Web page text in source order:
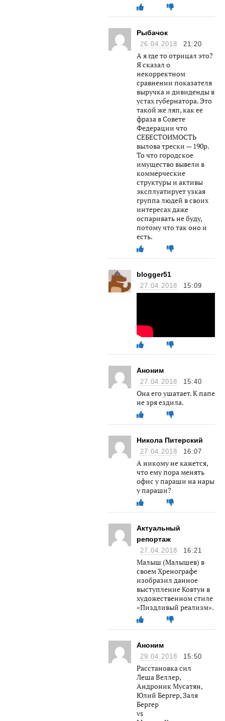
Рыбачок
26.04.2018 21:20
А я где то отрицал это?
Я сказал о
некорректном
сравнении показателя
выручка и дивиденды в
устах губернатора. Это
такой же ляп, как ее
фраза в Совете
Федерации что
СЕБЕСТОИМОСТЬ
вылова трески — 190р.
То что городское
имущество вывели в
коммерческие
структуры и активы
эксплуатирует узкая
группа людей в своих
интересах даже
оспаривать не буду,
потому что так оно и
есть.
blogger51
27.04.2018 15:09
Аноним
27.04.2018 15:40
Она его ушатает. К папе
не зря ездила.
Никола Питерский
27.04.2018 16:07
А никому не кажется,
что ему пора менять
офис у параши на нары
у параши?
Актуальный
репортаж
27.04.2018 16:21
Малыш (Малышев) в
своем Хренографе
изобразил данное
выступление Ковтун в
художественном стиле
«Пиздливый реализм».
Аноним
29.04.2018 15:50
Расстановка сил
Леша Веллер,
Андроник Мусатян,
Юлий Бергер, Заля
Бергер
vs